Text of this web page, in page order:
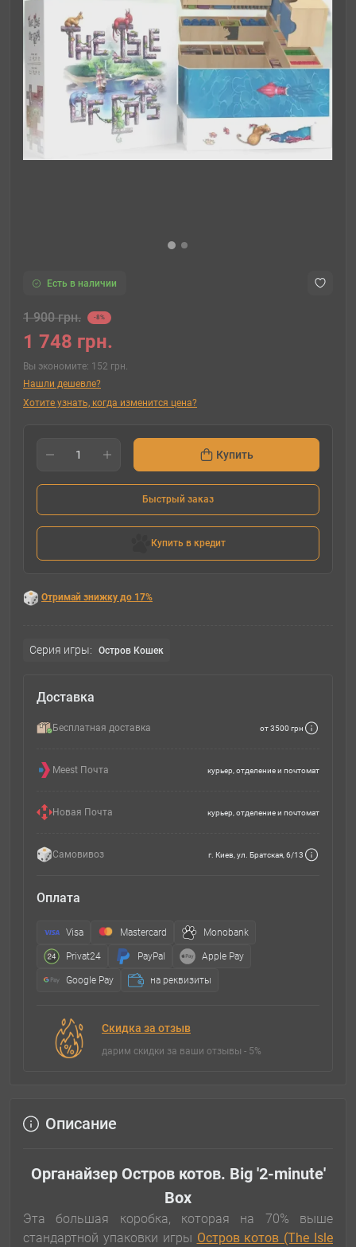
Есть в наличии
1 900 грн. -8%
1 748 грн.
Вы экономите: 152 грн.
Нашли дешевле?
Хотите узнать, когда изменится цена?
Купить
Быстрый заказ
Купить в кредит
Отримай знижку до 17%
Серия игры: Остров Кошек
Доставка
Бесплатная доставка от 3500 грн
Meest Почта курьер, отделение и почтомат
Новая Почта курьер, отделение и почтомат
Самовивоз г. Киев, ул. Братская, 6/13
Оплата
Visa Mastercard Monobank
Privat24 PayPal Apple Pay
Google Pay на реквизиты
Скидка за отзыв
дарим скидки за ваши отзывы - 5%
Описание
Органайзер Остров котов. Big '2-minute'
Box
Эта большая коробка, которая на 70% выше
стандартной упаковки игры Остров котов (The Isle